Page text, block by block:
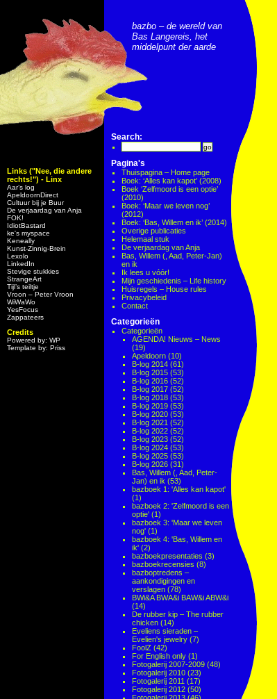
Links ("Nee, die andere
rechts!") - Linx
Aar’s log
ApeldoornDirect
Cultuur bij je Buur
De verjaardag van Anja
FOK!
IdiotBastard
ke's myspace
Keneally
Kunst-Zinnig-Brein
Lexolo
LinkedIn
Stevige stukkies
StrangeArt
Tijl’s teiltje
Vroon – Peter Vroon
WiWaWo
YesFocus
Zappateers
Credits
Powered by: WP
Template by: Priss
bazbo – de wereld van
Bas Langereis, het
middelpunt der aarde
Search:
Pagina's
Thuispagina – Home page
Boek: ‘Alles kan kapot’ (2008)
Boek ‘Zelfmoord is een optie’
(2010)
Boek: ‘Maar we leven nog’
(2012)
Boek: ‘Bas, Willem en ik’ (2014)
Overige publicaties
Helemaal stuk
De verjaardag van Anja
Bas, Willem (, Aad, Peter-Jan)
en ik
Ik lees u vóór!
Mijn geschiedenis – Life history
Huisregels – House rules
Privacybeleid
Contact
Categorieën
Categorieën
AGENDA! Nieuws – News
(19)
Apeldoorn (10)
B-log 2014 (61)
B-log 2015 (53)
B-log 2016 (52)
B-log 2017 (52)
B-log 2018 (53)
B-log 2019 (53)
B-log 2020 (53)
B-log 2021 (52)
B-log 2022 (52)
B-log 2023 (52)
B-log 2024 (53)
B-log 2025 (53)
B-log 2026 (31)
Bas, Willem (, Aad, Peter-
Jan) en ik (53)
bazboek 1: 'Alles kan kapot'
(1)
bazboek 2: 'Zelfmoord is een
optie' (1)
bazboek 3: 'Maar we leven
nog' (1)
bazboek 4: 'Bas, Willem en
ik' (2)
bazboekpresentaties (3)
bazboekrecensies (8)
bazboptredens –
aankondigingen en
verslagen (78)
BWi&A BWA&i BAW&i ABW&i
(14)
De rubber kip – The rubber
chicken (14)
Eveliens sieraden –
Evelien's jewelry (7)
FoolZ (42)
For English only (1)
Fotogalerij 2007-2009 (48)
Fotogalerij 2010 (23)
Fotogalerij 2011 (17)
Fotogalerij 2012 (50)